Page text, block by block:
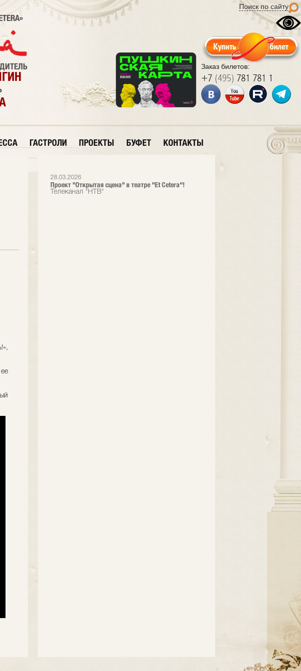
Поиск по сайту
Заказ билетов:
+7 (495) 781 781 1
ГАСТРОЛИ ПРОЕКТЫ БУФЕТ КОНТАКТЫ
28.03.2026
Проект "Открытая сцена" в театре "Et Cetera"!
Телеканал "НТВ"